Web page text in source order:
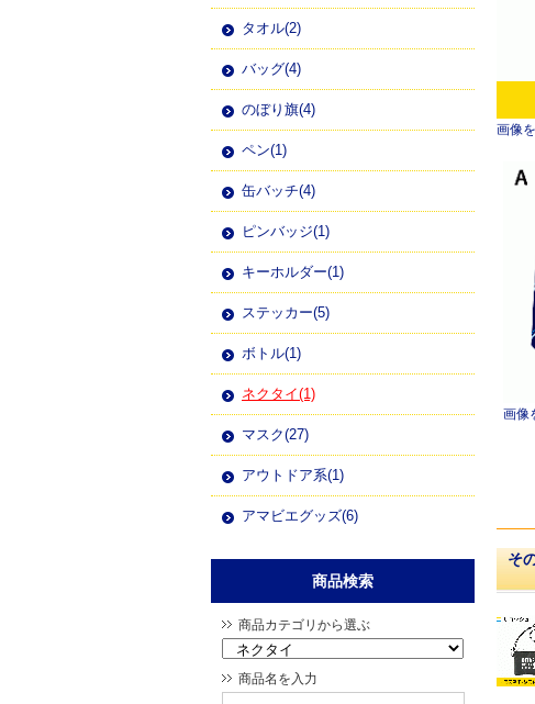
タオル(2)
バッグ(4)
のぼり旗(4)
ペン(1)
缶バッチ(4)
ピンバッジ(1)
キーホルダー(1)
ステッカー(5)
ボトル(1)
ネクタイ(1)
マスク(27)
アウトドア系(1)
アマビエグッズ(6)
商品検索
商品カテゴリから選ぶ
商品名を入力
画像
画像
そ